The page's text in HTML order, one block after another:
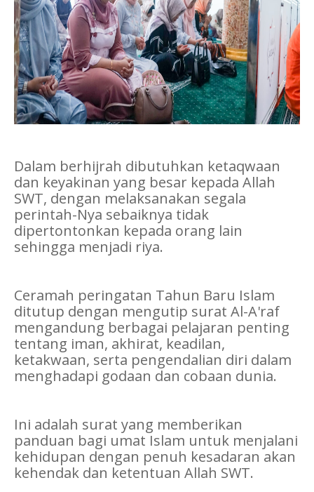
Dalam berhijrah dibutuhkan ketaqwaan
dan keyakinan yang besar kepada Allah
SWT, dengan melaksanakan segala
perintah-Nya sebaiknya tidak
dipertontonkan kepada orang lain
sehingga menjadi riya.
Ceramah peringatan Tahun Baru Islam
ditutup dengan mengutip surat Al-A'raf
mengandung berbagai pelajaran penting
tentang iman, akhirat, keadilan,
ketakwaan, serta pengendalian diri dalam
menghadapi godaan dan cobaan dunia.
Ini adalah surat yang memberikan
panduan bagi umat Islam untuk menjalani
kehidupan dengan penuh kesadaran akan
kehendak dan ketentuan Allah SWT.